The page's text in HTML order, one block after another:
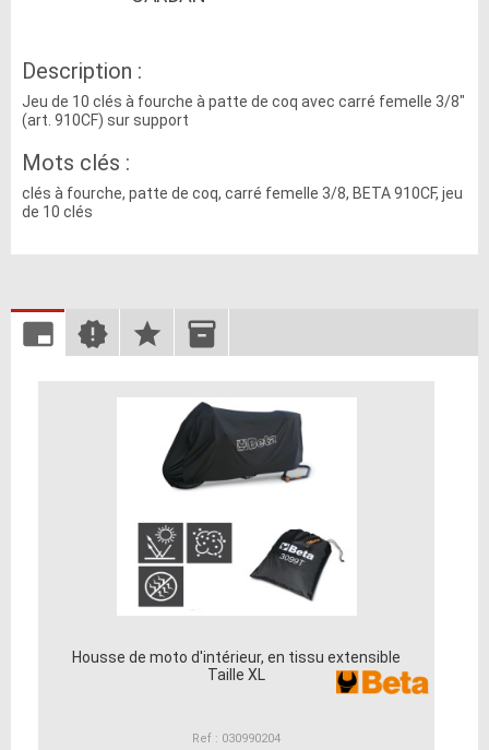
Description :
Jeu de 10 clés à fourche à patte de coq avec carré femelle 3/8"
(art. 910CF) sur support
Mots clés :
clés à fourche, patte de coq, carré femelle 3/8, BETA 910CF, jeu
de 10 clés
Housse de moto d'intérieur, en tissu extensible
Taille XL
Ref : 030990204